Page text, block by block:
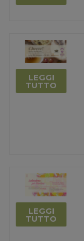
LEGGI
TUTTO
LEGGI
TUTTO